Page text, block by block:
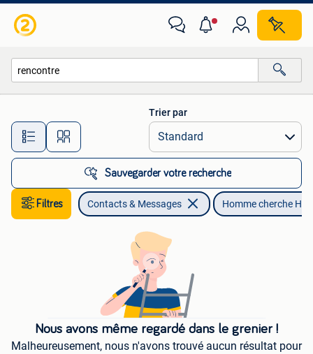
Toutes les distances…
Trier par
Sauvegarder votre recherche
Filtres Contacts & Messages Homme cherche
Nous avons même regardé dans le grenier !
Malheureusement, nous n'avons trouvé aucun résultat pour